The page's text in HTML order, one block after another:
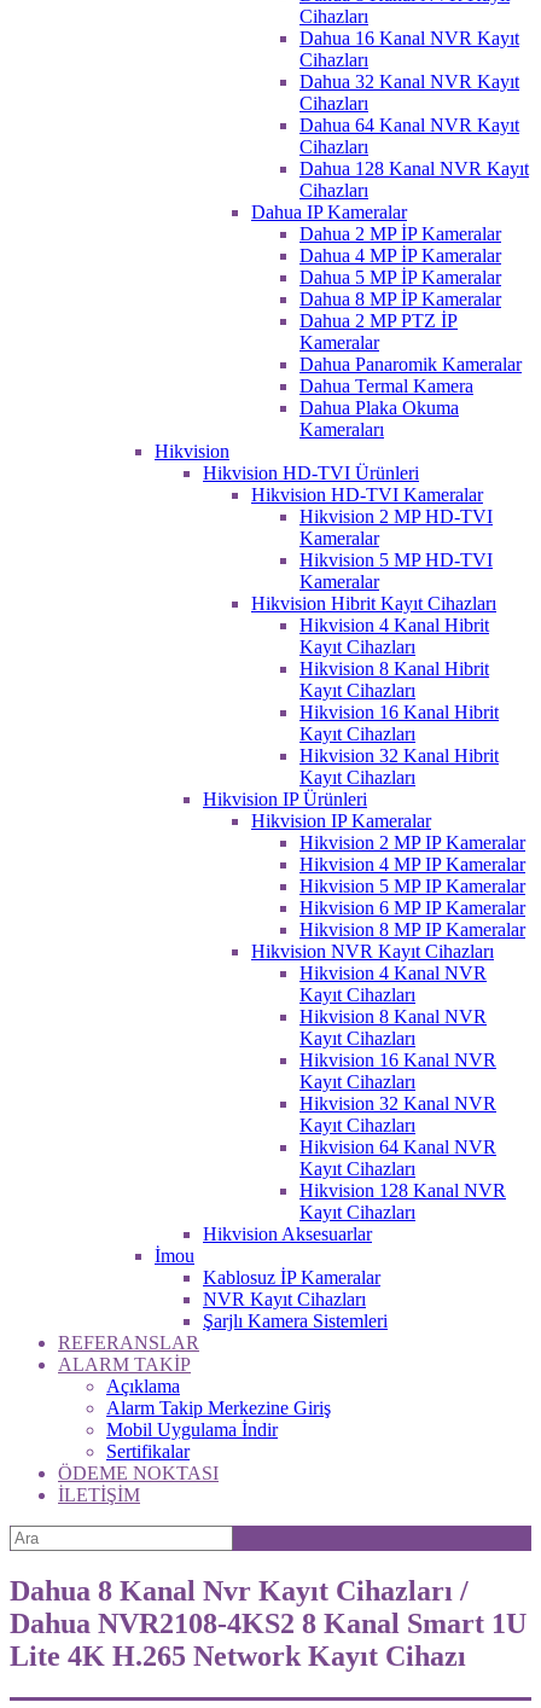
Cihazları
Dahua 16 Kanal NVR Kayıt
Cihazları
Dahua 32 Kanal NVR Kayıt
Cihazları
Dahua 64 Kanal NVR Kayıt
Cihazları
Dahua 128 Kanal NVR Kayıt
Cihazları
Dahua IP Kameralar
Dahua 2 MP İP Kameralar
Dahua 4 MP İP Kameralar
Dahua 5 MP İP Kameralar
Dahua 8 MP İP Kameralar
Dahua 2 MP PTZ İP
Kameralar
Dahua Panaromik Kameralar
Dahua Termal Kamera
Dahua Plaka Okuma
Kameraları
Hikvision
Hikvision HD-TVI Ürünleri
Hikvision HD-TVI Kameralar
Hikvision 2 MP HD-TVI
Kameralar
Hikvision 5 MP HD-TVI
Kameralar
Hikvision Hibrit Kayıt Cihazları
Hikvision 4 Kanal Hibrit
Kayıt Cihazları
Hikvision 8 Kanal Hibrit
Kayıt Cihazları
Hikvision 16 Kanal Hibrit
Kayıt Cihazları
Hikvision 32 Kanal Hibrit
Kayıt Cihazları
Hikvision IP Ürünleri
Hikvision IP Kameralar
Hikvision 2 MP IP Kameralar
Hikvision 4 MP IP Kameralar
Hikvision 5 MP IP Kameralar
Hikvision 6 MP IP Kameralar
Hikvision 8 MP IP Kameralar
Hikvision NVR Kayıt Cihazları
Hikvision 4 Kanal NVR
Kayıt Cihazları
Hikvision 8 Kanal NVR
Kayıt Cihazları
Hikvision 16 Kanal NVR
Kayıt Cihazları
Hikvision 32 Kanal NVR
Kayıt Cihazları
Hikvision 64 Kanal NVR
Kayıt Cihazları
Hikvision 128 Kanal NVR
Kayıt Cihazları
Hikvision Aksesuarlar
İmou
Kablosuz İP Kameralar
NVR Kayıt Cihazları
Şarjlı Kamera Sistemleri
REFERANSLAR
ALARM TAKİP
Açıklama
Alarm Takip Merkezine Giriş
Mobil Uygulama İndir
Sertifikalar
ÖDEME NOKTASI
İLETİŞİM
Dahua 8 Kanal Nvr Kayıt Cihazları /
Dahua NVR2108-4KS2 8 Kanal Smart 1U
Lite 4K H.265 Network Kayıt Cihazı